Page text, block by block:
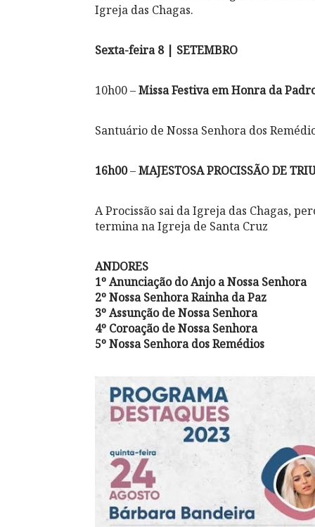
Igreja das Chagas.
Sexta-feira 8 | SETEMBRO
10h00 –Missa Festiva em Honra da
Santuário de Nossa Senhora dos
16h00–MAJESTOSA PROCISSÃO DE
A Procissão sai da Igreja das Chagas,
termina na Igreja de Santa Cruz
ANDORES
1º Anunciação do Anjo a Nossa Senhora
2º Nossa Senhora Rainha da Paz
3º Assunção de Nossa Senhora
4º Coroação de Nossa Senhora
5º Nossa Senhora dos Remédios